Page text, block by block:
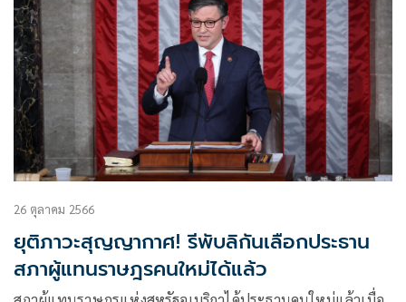
26 ตุลาคม 2566
ยุติภาวะสุญญากาศ! รีพับลิกันเลือกประธาน
สภาผู้แทนราษฎรคนใหม่ได้แล้ว